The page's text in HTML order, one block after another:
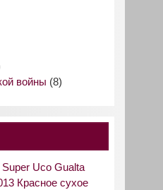
войны (8)
Uco Gualta
Красное сухое